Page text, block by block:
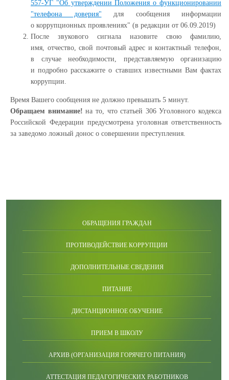
557-УГ "Об утверждении Положения о функционировании
"телефона доверия" для сообщения информации
о коррупционных проявлениях" (в редакции от 06.09.2019)
После звукового сигнала назовите свою фамилию,
имя, отчество, свой почтовый адрес и контактный телефон,
в случае необходимости, представляемую организацию
и подробно расскажите о ставших известными Вам фактах
коррупции.
Время Вашего сообщения не должно превышать 5 минут.
Обращаем внимание!на то, что статьей 306 Уголовного кодекса
Российской Федерации предусмотрена уголовная ответственность
за заведомо ложный донос о совершении преступления.
ОБРАЩЕНИЯ ГРАЖДАН
ПРОТИВОДЕЙСТВИЕ КОРРУПЦИИ
ДОПОЛНИТЕЛЬНЫЕ СВЕДЕНИЯ
ПИТАНИЕ
ДИСТАНЦИОННОЕ ОБУЧЕНИЕ
ПРИЕМ В ШКОЛУ
АРХИВ (ОРГАНИЗАЦИЯ ГОРЯЧЕГО ПИТАНИЯ)
АТТЕСТАЦИЯ ПЕДАГОГИЧЕСКИХ РАБОТНИКОВ